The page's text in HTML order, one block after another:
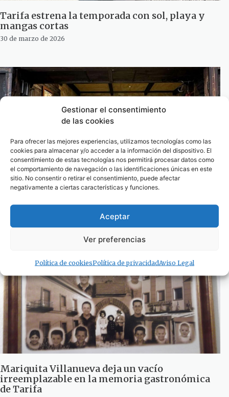
Gestionar el consentimiento
de las cookies
Para ofrecer las mejores experiencias, utilizamos tecnologías como las
cookies para almacenar y/o acceder a la información del dispositivo. El
consentimiento de estas tecnologías nos permitirá procesar datos como
el comportamiento de navegación o las identificaciones únicas en este
sitio. No consentir o retirar el consentimiento, puede afectar
negativamente a ciertas características y funciones.
Aceptar
Ver preferencias
Política de cookiesPolítica de privacidadAviso Legal
Tarifa estrena la temporada con sol, playa y
mangas cortas
30 de marzo de 2026
El sabor de la tradición: quesos únicos desde el
corazón rural de Tarifa
Mariquita Villanueva deja un vacío
irreemplazable en la memoria gastronómica
de Tarifa